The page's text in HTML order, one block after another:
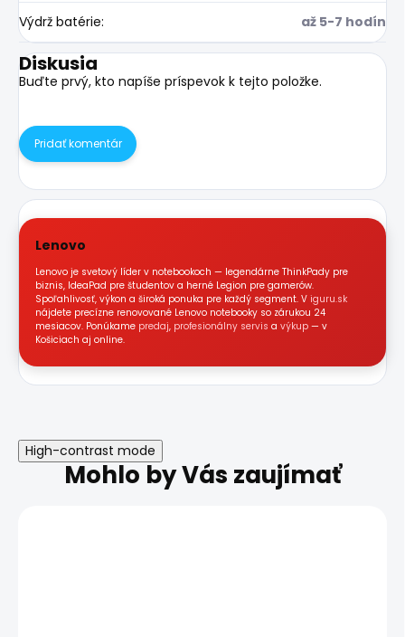
Výdrž batérie: až 5-7 hodín
Diskusia
Buďte prvý, kto napíše príspevok k tejto položke.
Pridať komentár
Lenovo
Lenovo je svetový líder v notebookoch — legendárne ThinkPady pre
biznis, IdeaPad pre študentov a herné Legion pre gamerów.
Spoľahlivosť, výkon a široká ponuka pre každý segment. V iguru.sk
nájdete precízne renovované Lenovo notebooky so zárukou 24
mesiacov. Ponúkame predaj, profesionálny servis a výkup— v
Košiciach aj online.
High-contrast mode
Mohlo by Vás zaujímať